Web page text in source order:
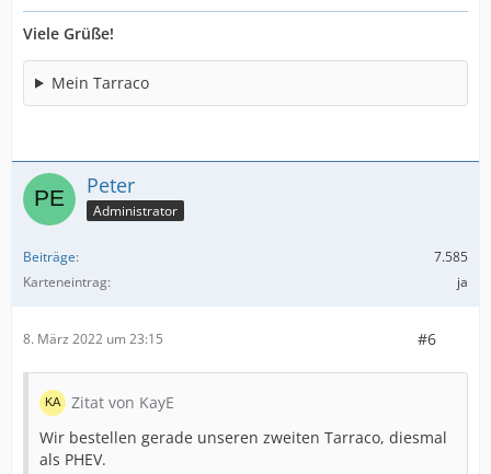
Viele Grüße!
Mein Tarraco
Peter
Administrator
Beiträge
7.585
Karteneintrag
ja
8. März 2022 um 23:15 #6
Zitat von KayE
Wir bestellen gerade unseren zweiten Tarraco, diesmal
als PHEV.